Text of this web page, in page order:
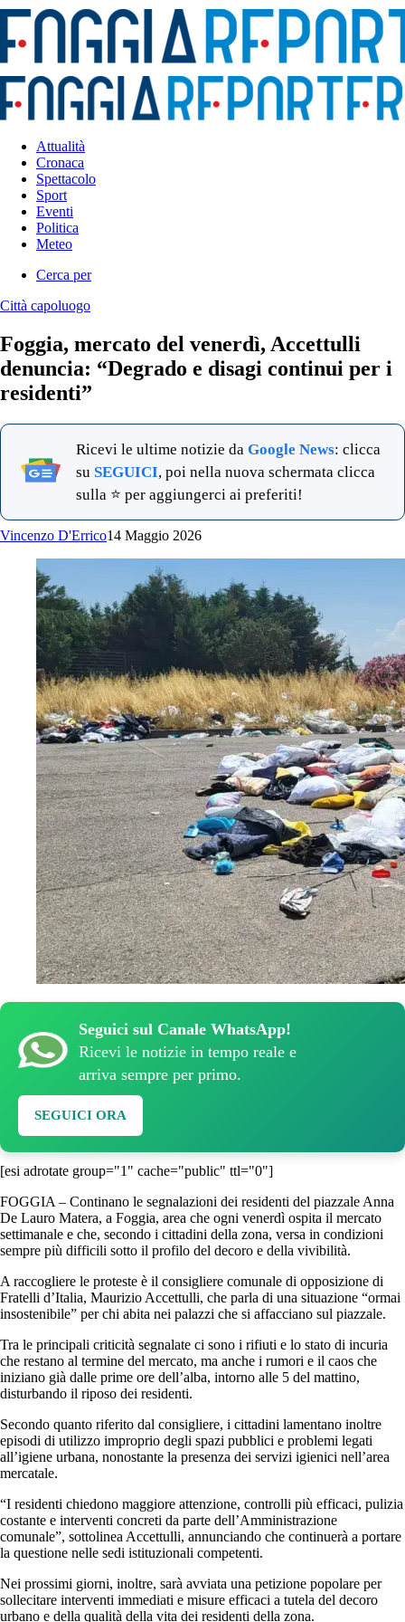
Attualità
Cronaca
Spettacolo
Sport
Eventi
Politica
Meteo
Cerca per
Città capoluogo
Foggia, mercato del venerdì, Accettulli
denuncia: “Degrado e disagi continui per i
residenti”
Ricevi le ultime notizie da Google News: clicca
su SEGUICI, poi nella nuova schermata clicca
sulla ⭐ per aggiungerci ai preferiti!
Vincenzo D'Errico14 Maggio 2026
Seguici sul Canale WhatsApp!
Ricevi le notizie in tempo reale e
arriva sempre per primo.
SEGUICI ORA
[esi adrotate group="1" cache="public" ttl="0"]
FOGGIA – Continano le segnalazioni dei residenti del piazzale Anna
De Lauro Matera, a Foggia, area che ogni venerdì ospita il mercato
settimanale e che, secondo i cittadini della zona, versa in condizioni
sempre più difficili sotto il profilo del decoro e della vivibilità.
A raccogliere le proteste è il consigliere comunale di opposizione di
Fratelli d’Italia, Maurizio Accettulli, che parla di una situazione “ormai
insostenibile” per chi abita nei palazzi che si affacciano sul piazzale.
Tra le principali criticità segnalate ci sono i rifiuti e lo stato di incuria
che restano al termine del mercato, ma anche i rumori e il caos che
iniziano già dalle prime ore dell’alba, intorno alle 5 del mattino,
disturbando il riposo dei residenti.
Secondo quanto riferito dal consigliere, i cittadini lamentano inoltre
episodi di utilizzo improprio degli spazi pubblici e problemi legati
all’igiene urbana, nonostante la presenza dei servizi igienici nell’area
mercatale.
“I residenti chiedono maggiore attenzione, controlli più efficaci, pulizia
costante e interventi concreti da parte dell’Amministrazione
comunale”, sottolinea Accettulli, annunciando che continuerà a portare
la questione nelle sedi istituzionali competenti.
Nei prossimi giorni, inoltre, sarà avviata una petizione popolare per
sollecitare interventi immediati e misure efficaci a tutela del decoro
urbano e della qualità della vita dei residenti della zona.